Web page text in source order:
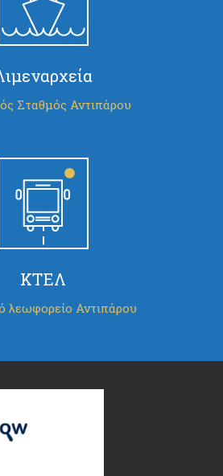
Σταθμός Αντιπάρου
ΚΤΕΛ
λεωφορείο Αντιπάρου